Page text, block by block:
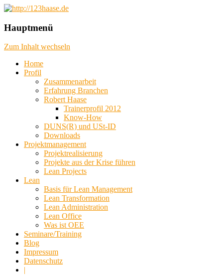
http://123haase.de
planen, das unmögliche denken
Hauptmenü
Zum Inhalt wechseln
Home
Profil
Zusammenarbeit
Erfahrung Branchen
Robert Haase
Trainerprofil 2012
Know-How
DUNS(R) und USt-ID
Downloads
Projektmanagement
Projektrealisierung
Projekte aus der Krise führen
Lean Projects
Lean
Basis für Lean Management
Lean Transformation
Lean Administration
Lean Office
Was ist OEE
Seminare/Training
Blog
Impressum
Datenschutz
|